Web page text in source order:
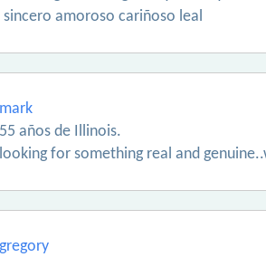
amoroso cariñoso leal
mark
55 años de Illinois.
looking for something real and
gregory